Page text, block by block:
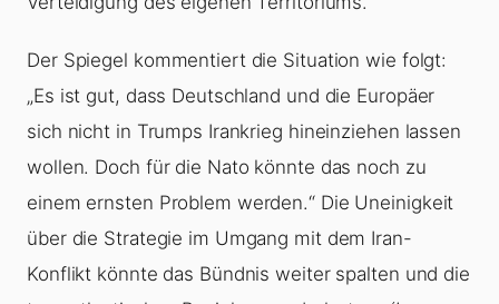
Der Spiegel kommentiert die Situation wie folgt:
„Es ist gut, dass Deutschland und die Europäer
sich nicht in Trumps Irankrieg hineinziehen lassen
wollen. Doch für die Nato könnte das noch zu
einem ernsten Problem werden.“ Die Uneinigkeit
über die Strategie im Umgang mit dem Iran-
Konflikt könnte das Bündnis weiter spalten und die